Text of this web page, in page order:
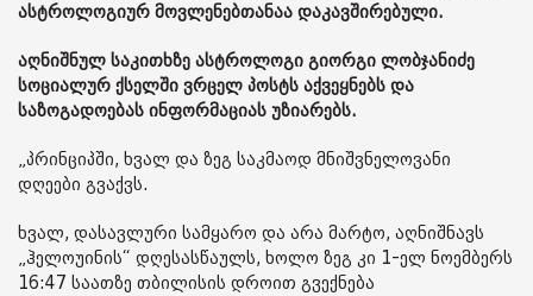
ასტროლოგიურ მოვლენებთანაა დაკავშირებული.
აღნიშნულ საკითხზე ასტროლოგი გიორგი ლობჯანიძე
სოციალურ ქსელში ვრცელ პოსტს აქვეყნებს და
საზოგადოებას ინფორმაციას უზიარებს.
„პრინციპში, ხვალ და ზეგ საკმაოდ მნიშვნელოვანი
დღეები გვაქვს.
ხვალ, დასავლური სამყარო და არა მარტო, აღნიშნავს
„ჰელოუინის“ დღესასწაულს, ხოლო ზეგ კი 1-ელ ნოემბერს
16:47 საათზე თბილისის დროით გვექნება